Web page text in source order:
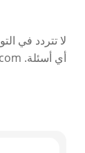
لا تتردد في
أي أسئلة. support@transyncai.com